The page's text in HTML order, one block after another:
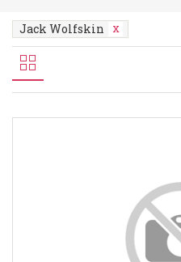
Jack Wolfskin